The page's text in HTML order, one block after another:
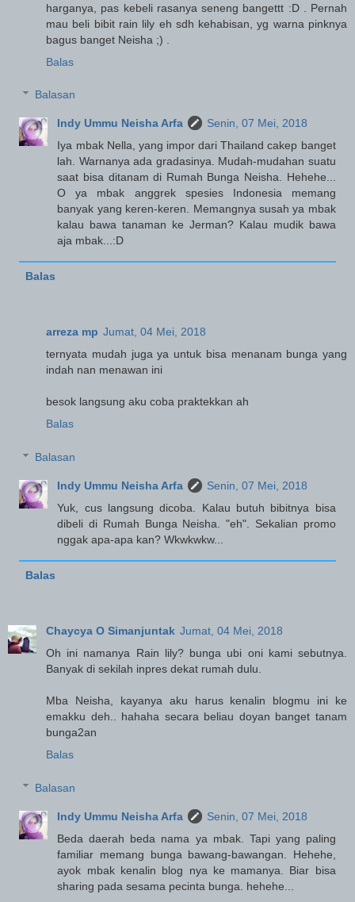
harganya, pas kebeli rasanya seneng bangettt :D . Pernah
mau beli bibit rain lily eh sdh kehabisan, yg warna pinknya
bagus banget Neisha ;) .
Balas
Balasan
Indy Ummu Neisha Arfa
Senin, 07 Mei, 2018
Iya mbak Nella, yang impor dari Thailand cakep banget
lah. Warnanya ada gradasinya. Mudah-mudahan suatu
saat bisa ditanam di Rumah Bunga Neisha. Hehehe...
O ya mbak anggrek spesies Indonesia memang
banyak yang keren-keren. Memangnya susah ya mbak
kalau bawa tanaman ke Jerman? Kalau mudik bawa
aja mbak...:D
Balas
arreza mp Jumat, 04 Mei, 2018
ternyata mudah juga ya untuk bisa menanam bunga yang
indah nan menawan ini
besok langsung aku coba praktekkan ah
Balas
Balasan
Indy Ummu Neisha Arfa
Senin, 07 Mei, 2018
Yuk, cus langsung dicoba. Kalau butuh bibitnya bisa
dibeli di Rumah Bunga Neisha. "eh". Sekalian promo
nggak apa-apa kan? Wkwkwkw...
Balas
Chaycya O Simanjuntak Jumat, 04 Mei, 2018
Oh ini namanya Rain lily? bunga ubi oni kami sebutnya.
Banyak di sekilah inpres dekat rumah dulu.
Mba Neisha, kayanya aku harus kenalin blogmu ini ke
emakku deh.. hahaha secara beliau doyan banget tanam
bunga2an
Balas
Balasan
Indy Ummu Neisha Arfa
Senin, 07 Mei, 2018
Beda daerah beda nama ya mbak. Tapi yang paling
familiar memang bunga bawang-bawangan. Hehehe,
ayok mbak kenalin blog nya ke mamanya. Biar bisa
sharing pada sesama pecinta bunga. hehehe...